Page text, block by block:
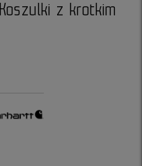
Koszulki z krotkim